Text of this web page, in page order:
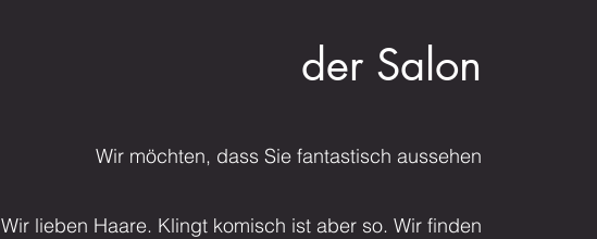
der Salon
Wir möchten, dass Sie fantastisch aussehen
Wir lieben Haare. Klingt komisch ist aber so. Wir finden